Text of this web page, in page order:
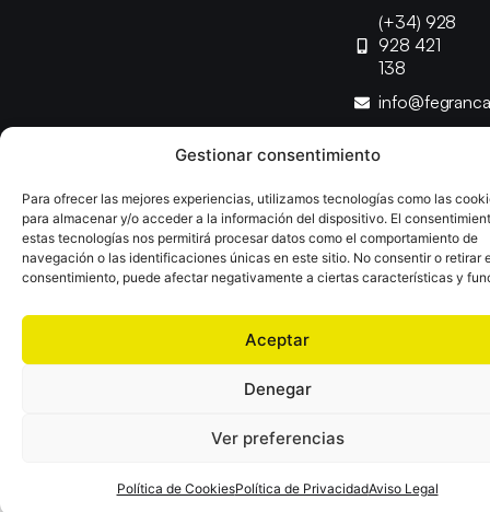
Gestionar consentimiento
Para ofrecer las mejores experiencias, utilizamos tecnologías como las
para almacenar y/o acceder a la información del dispositivo. El
estas tecnologías nos permitirá procesar datos como el comportamiento de
navegación o las identificaciones únicas en este sitio. No consentir o retirar
consentimiento, puede afectar negativamente a ciertas características y
Aceptar
Denegar
Ver preferencias
Política de CookiesPolítica de PrivacidadAviso Legal
(+34) 928
928 421
138
Desarrollado porTOOOLS
Aviso LegalPolítica de CookiesPolítica de Privacidad
Declaración de AccesibilidadPolítica de Ventas